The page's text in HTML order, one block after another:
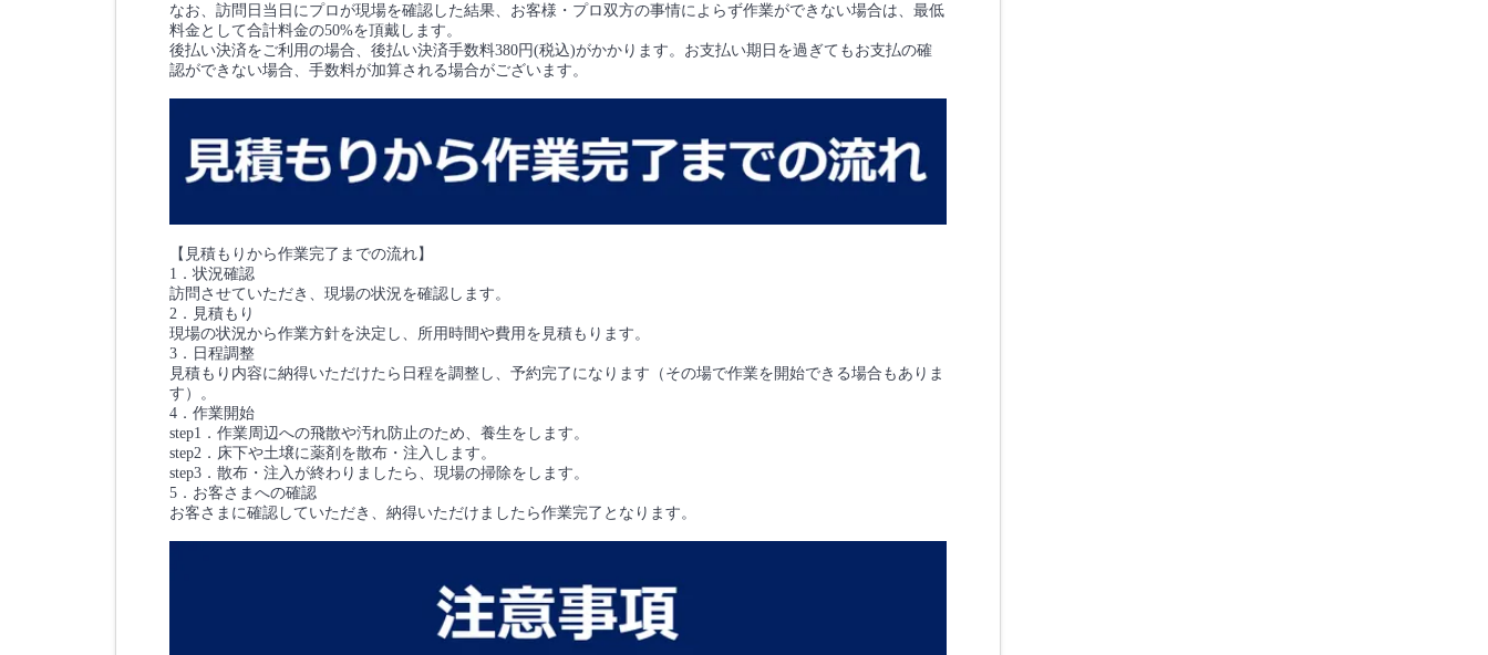
なお、訪問日当日にプロが現場を確認した結果、お客様・プロ双方の事情によらず作業ができない場合は、最低
料金として合計料金の50%を頂戴します。
後払い決済をご利用の場合、後払い決済手数料380円(税込)がかかります。お支払い期日を過ぎてもお支払の確
認ができない場合、手数料が加算される場合がございます。
【見積もりから作業完了までの流れ】
1．状況確認
訪問させていただき、現場の状況を確認します。
2．見積もり
現場の状況から作業方針を決定し、所用時間や費用を見積もります。
3．日程調整
見積もり内容に納得いただけたら日程を調整し、予約完了になります（その場で作業を開始できる場合もありま
す）。
4．作業開始
step1．作業周辺への飛散や汚れ防止のため、養生をします。
step2．床下や土壌に薬剤を散布・注入します。
step3．散布・注入が終わりましたら、現場の掃除をします。
5．お客さまへの確認
お客さまに確認していただき、納得いただけましたら作業完了となります。